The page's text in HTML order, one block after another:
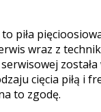
piła
wraz z
cięcia piłą i
to zgodę.